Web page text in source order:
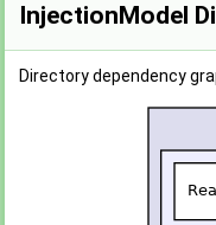
Foundation
InjectionModel
Directory dependency